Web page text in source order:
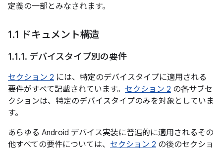
定義の一部とみなされます。
1.1 ドキュメント構造
1.1.1. デバイスタイプ別の要件
セクション 2 には、特定のデバイスタイプに適用される
要件がすべて記載されています。 セクション 2 の各サブセ
クションは、特定のデバイスタイプのみを対象としていま
す。
あらゆる Android デバイス実装に普遍的に適用されるその
他すべての要件については、 セクション 2 の後のセクショ